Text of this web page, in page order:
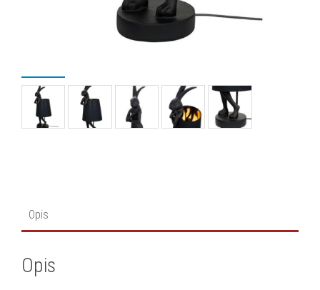
Opis
Opis